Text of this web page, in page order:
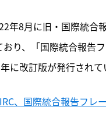
年8月に旧・国際統合
おり、「国際統合報
に改訂版が発行されて
、国際統合報告フ